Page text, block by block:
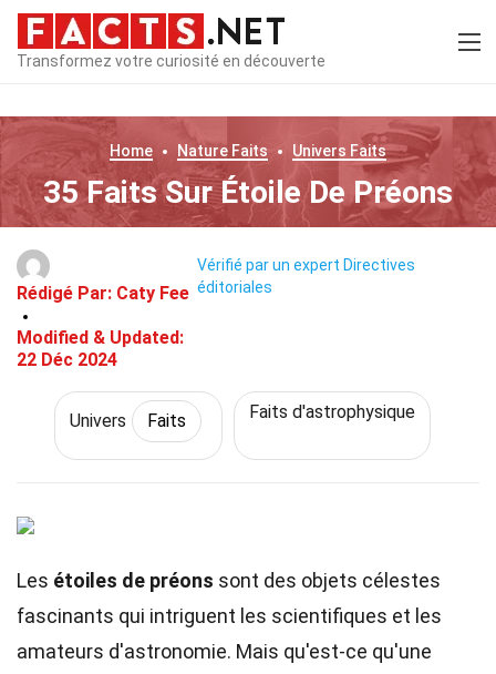
Transformez votre curiosité en découverte
Home Nature Faits Univers Faits
35 Faits Sur Étoile De Préons
Rédigé Par: Caty Fee
Modified & Updated:
22 Déc 2024
Vérifié par un expert Directives
éditoriales
Univers Faits Faits d'astrophysique
Les étoiles de préons sont des objets célestes
fascinants qui intriguent les scientifiques et les
amateurs d'astronomie. Mais qu'est-ce qu'une